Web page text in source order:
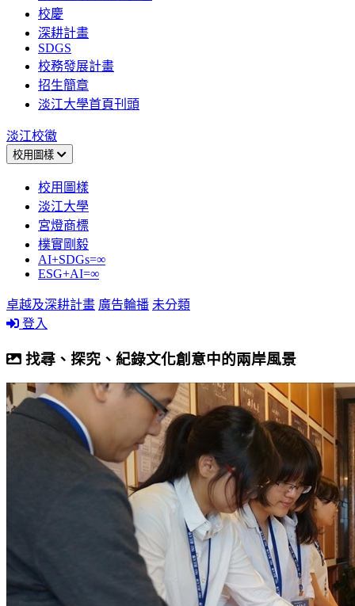
校慶
深耕計畫
SDGS
校務發展計畫
招生簡章
淡江大學首頁刊頭
淡江校徽
校用圖樣
校用圖樣
淡江大學
宮燈商標
樸實剛毅
AI+SDGs=∞
ESG+AI=∞
卓越及深耕計畫 廣告輪播 未分類
登入
找尋、探究、紀錄文化創意中的兩岸風景